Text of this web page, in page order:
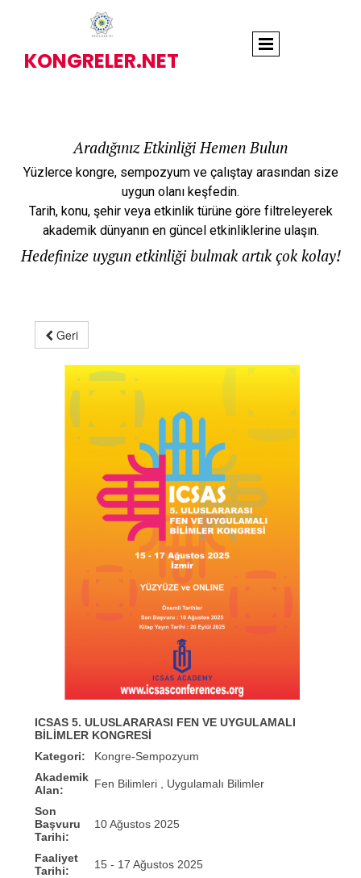
KONGRELER.NET
Aradığınız Etkinliği Hemen Bulun
Yüzlerce kongre, sempozyum ve çalıştay arasından size
uygun olanı keşfedin.
Tarih, konu, şehir veya etkinlik türüne göre filtreleyerek
akademik dünyanın en güncel etkinliklerine ulaşın.
Hedefinize uygun etkinliği bulmak artık çok kolay!
Geri
ICSAS 5. ULUSLARARASI FEN VE UYGULAMALI
BİLİMLER KONGRESİ
Kategori:
Kongre-Sempozyum
Akademik
Alan:
Fen Bilimleri , Uygulamalı Bilimler
Son
Başvuru
Tarihi:
10 Ağustos 2025
Faaliyet
Tarihi:
15 - 17 Ağustos 2025